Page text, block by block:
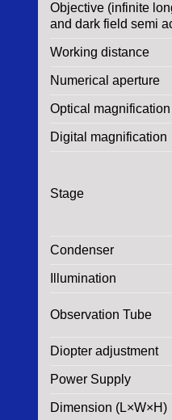
Objective (infinite
and dark field semi
Working distance
Numerical aperture
Optical magnification
Digital magnification
Stage
Condenser
Illumination
Observation Tube
Diopter adjustment
Power Supply
Dimension (L×W×H)